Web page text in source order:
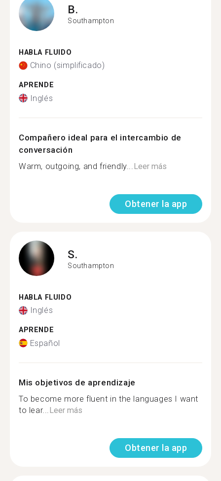
B.
Southampton
HABLA FLUIDO
Chino (simplificado)
APRENDE
Inglés
Compañero ideal para el intercambio de
conversación
Warm, outgoing, and friendly... Leer más
Obtener la app
S.
Southampton
HABLA FLUIDO
Inglés
APRENDE
Español
Mis objetivos de aprendizaje
To become more fluent in the languages I want
to lear... Leer más
Obtener la app